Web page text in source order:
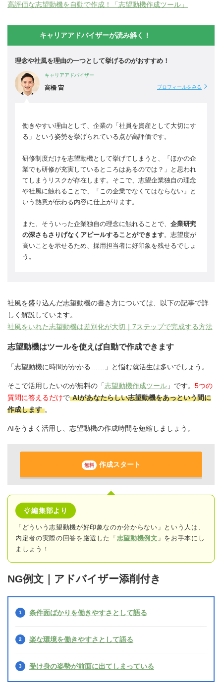
高評価な志望動機を自動で作成！「志望動機作成ツール」
キャリアアドバイザーが読み解く！
理念や社風を理由の一つとして挙げるのがおすすめ！
キャリアアドバイザー
高橋 宙 プロフィールをみる
働きやすい理由として、企業の「社員を資産として大切にす
る」という姿勢を挙げられている点が高評価です。
研修制度だけを志望動機として挙げてしまうと、「ほかの企
業でも研修が充実しているところはあるのでは？」と思われ
てしまうリスクが存在します。そこで、志望企業独自の理念
や社風に触れることで、「この企業でなくてはならない」と
いう熱意が伝わる内容に仕上がります。
また、そういった企業独自の理念に触れることで、 企業研究
の深さもさりげなくアピールすることができます。志望度が
高いことを示せるため、採用担当者に好印象を残せるでしょ
う。
社風を盛り込んだ志望動機の書き方については、以下の記事で詳
しく解説しています。
社風をいれた志望動機は差別化が大切｜7ステップで完成する方法
志望動機はツールを使えば自動で作成できます
「志望動機に時間がかかる……」と悩む就活生は多いでしょう。
そこで活用したいのが無料の「志望動機作成ツール 」です。 5つの
質問に答えるだけで AIがあなたらしい志望動機をあっという間に
作成します 。
AIをうまく活用し、志望動機の作成時間を短縮しましょう。
無料 作成スタート
編集部より
「どういう志望動機が好印象なのか分からない」という人は、
内定者の実際の回答を厳選した「 志望動機例文 」をお手本にし
ましょう！
NG例文｜アドバイザー添削付き
条件面ばかりを働きやすさとして語る
楽な環境を働きやすさとして語る
受け身の姿勢が前面に出てしまっている